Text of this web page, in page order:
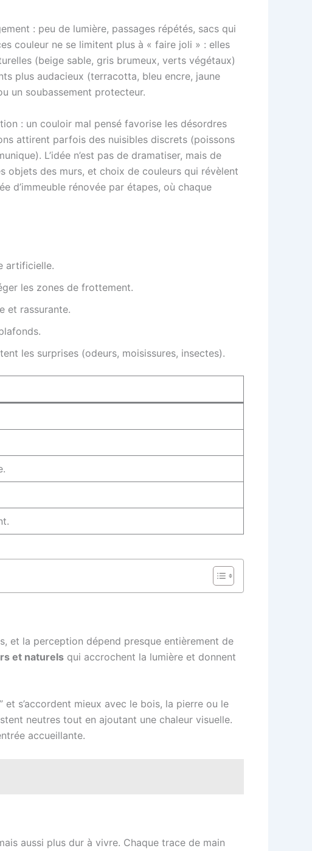
: peu de lumière, passages répétés, sacs qui
couleur ne se limitent plus à « faire joli » : elles
(beige sable, gris brumeux, verts végétaux)
plus audacieux (terracotta, bleu encre, jaune
un soubassement protecteur.
: un couloir mal pensé favorise les désordres
attirent parfois des nuisibles discrets (poissons
L’idée n’est pas de dramatiser, mais de
objets des murs, et choix de couleurs qui révèlent
d’immeuble rénovée par étapes, où chaque
artificielle.
les zones de frottement.
et rassurante.
les surprises (odeurs, moisissures, insectes).
et la perception dépend presque entièrement de
et naturels qui accrochent la lumière et donnent
s’accordent mieux avec le bois, la pierre ou le
neutres tout en ajoutant une chaleur visuelle.
accueillante.
aussi plus dur à vivre. Chaque trace de main